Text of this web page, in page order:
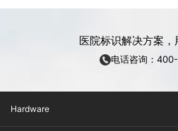
医院标识解决方案
电话咨询：
Hardware